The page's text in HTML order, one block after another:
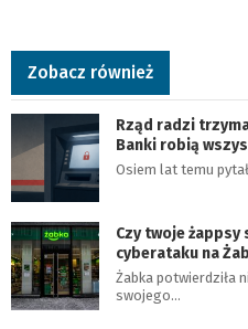
Zobacz również
Rząd radzi
Banki robią
Osiem lat temu
Czy twoje żappsy
cyberataku na
Żabka potwierdziła
swojego…